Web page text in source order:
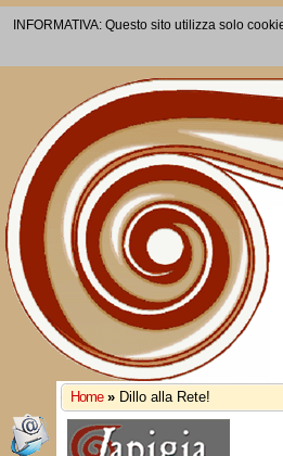
INFORMATIVA: Questo sito utilizza solo
Home » Dillo alla Rete!